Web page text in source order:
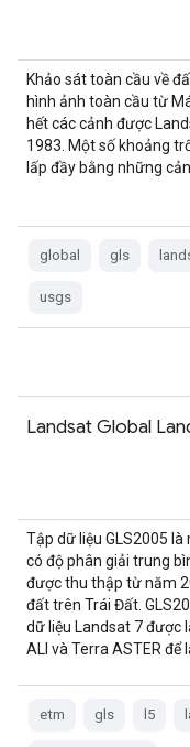
Khảo sát toàn cầu về
hình ảnh toàn cầu từ
hết các cảnh được
1983. Một số khoảng
lấp đầy bằng những
global gls
usgs
Landsat Global
Tập dữ liệu GLS2005
có độ phân giải trung
được thu thập từ năm
đất trên Trái Đất.
dữ liệu Landsat 7 được
ALI và Terra ASTER để
etm gls l5